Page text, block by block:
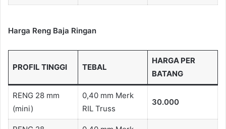
Harga Reng Baja Ringan
PROFIL TINGGI TEBAL
HARGA PER
BATANG
RENG 28 mm
(mini)
0,40 mm Merk
RIL Truss
30.000